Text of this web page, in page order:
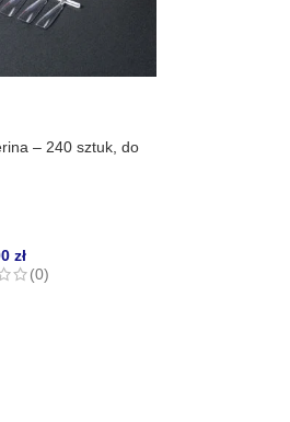
– 240 sztuk, do
zł
(0)